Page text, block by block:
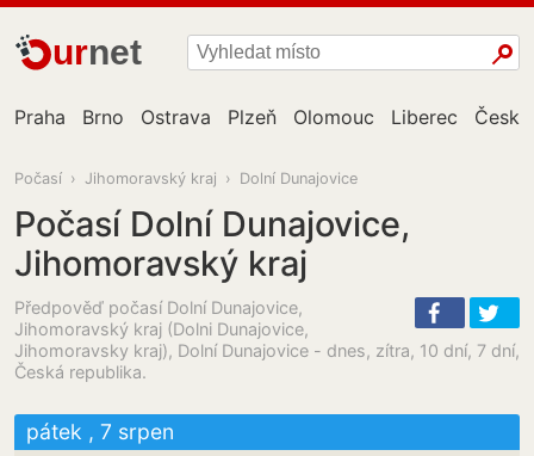
urnet
Praha Brno Ostrava Plzeň Olomouc Liberec
Počasí › Jihomoravský kraj › Dolní Dunajovice
Počasí Dolní Dunajovice,
Jihomoravský kraj
Předpověď počasí Dolní Dunajovice,
Jihomoravský kraj (Dolni Dunajovice,
Jihomoravsky kraj), Dolní Dunajovice - dnes, zítra, 10 dní, 7 dní,
Česká republika.
pátek , 7 srpen